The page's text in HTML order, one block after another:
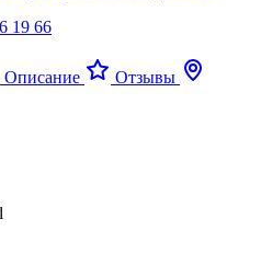
19 66
Описание
Отзывы